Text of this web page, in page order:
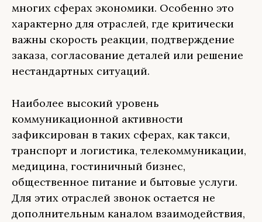
многих сферах экономики. Особенно это
характерно для отраслей, где критически
важны скорость реакции, подтверждение
заказа, согласование деталей или решение
нестандартных ситуаций.
Наиболее высокий уровень
коммуникационной активности
зафиксирован в таких сферах, как такси,
транспорт и логистика, телекоммуникации,
медицина, гостиничный бизнес,
общественное питание и бытовые услуги.
Для этих отраслей звонок остается не
дополнительным каналом взаимодействия,